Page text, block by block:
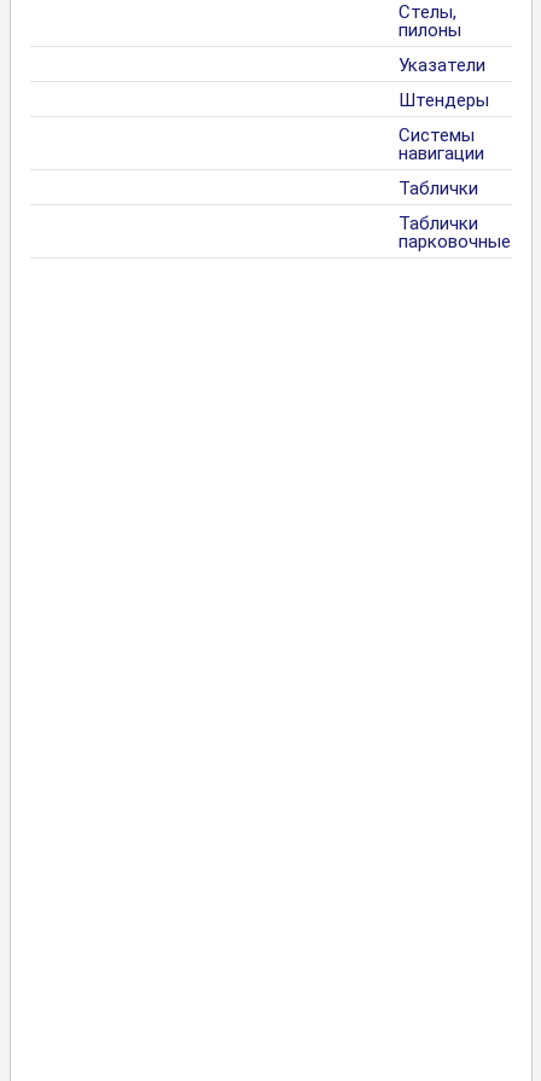
Стелы,
пилоны
Указатели
Штендеры
Системы
навигации
Таблички
Таблички
парковочные